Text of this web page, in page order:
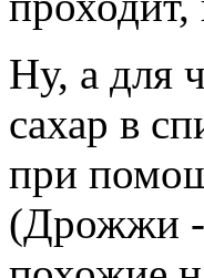
Ну, а для
сахар в
при
(Дрожжи -